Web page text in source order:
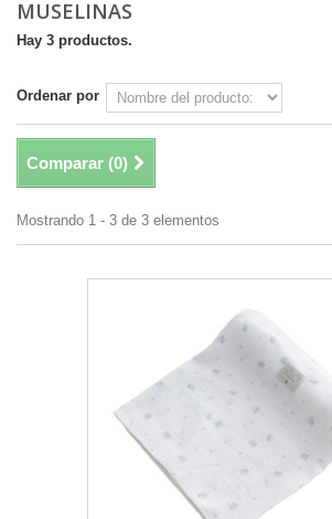
MUSELINAS
Hay 3 productos.
Ordenar por
Comparar (0)
Mostrando 1 - 3 de 3 elementos